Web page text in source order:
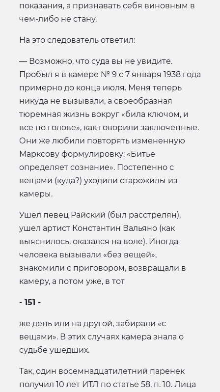
показания, а признавать себя виновным в
чем-либо не стану.
На это следователь ответил:
— Возможно, что суда вы не увидите.
Пробыл я в камере № 9 с 7 января 1938 года
примерно до конца июля. Меня теперь
никуда не вызывали, а своеобразная
тюремная жизнь вокруг «била ключом, и
все по голове», как говорили заключенные.
Они же любили повторять измененную
Марксову формулировку: «Битье
определяет сознание». Постепенно с
вещами (куда?) уходили старожилы из
камеры.
Ушел певец Райский (был расстрелян),
ушел артист Константин Вальяно (как
выяснилось, оказался на воле). Иногда
человека вызывали «без вещей»,
знакомили с приговором, возвращали в
камеру, а потом уже, в тот
- 151 -
же день или на другой, забирали «с
вещами». В этих случаях камера знала о
судьбе ушедших.
Так, один восемнадцатилетний паренек
получил 10 лет ИТЛ по статье 58, п. 10. Лица